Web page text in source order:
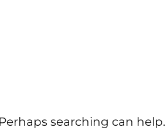
searching can help.